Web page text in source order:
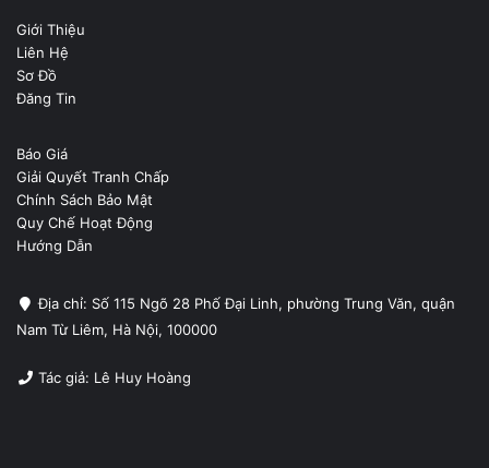
Giới Thiệu
Liên Hệ
Sơ Đồ
Đăng Tin
Báo Giá
Giải Quyết Tranh Chấp
Chính Sách Bảo Mật
Quy Chế Hoạt Động
Hướng Dẫn
Địa chỉ: Số 115 Ngõ 28 Phố Đại Linh, phường Trung Văn, quận
Nam Từ Liêm, Hà Nội, 100000
Tác giả: Lê Huy Hoàng